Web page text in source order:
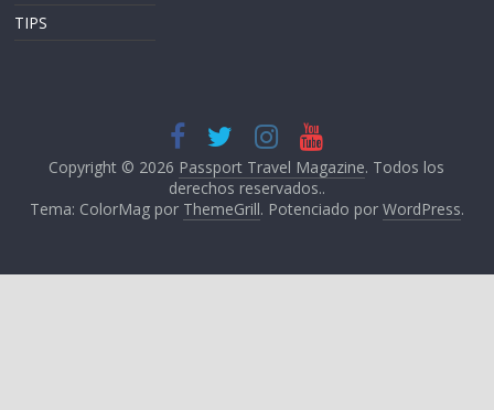
TIPS
Copyright © 2026 Passport Travel Magazine. Todos los
derechos reservados..
Tema: ColorMag por ThemeGrill. Potenciado por WordPress.